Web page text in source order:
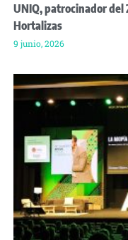
UNIQ, patrocinador del
Hortalizas
9 junio, 2026